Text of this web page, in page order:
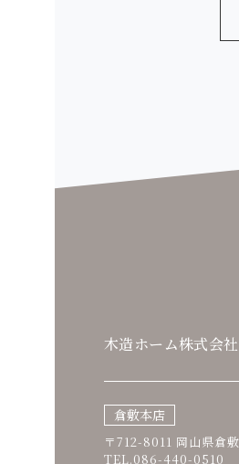
木造ホーム株式会
倉敷本店
〒712-8011 岡山県倉
TEL.086-440-0510